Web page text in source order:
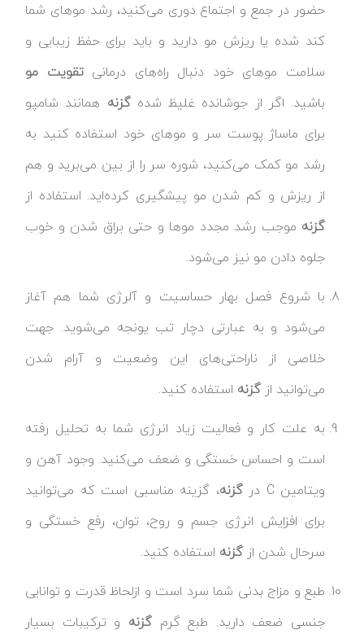
حضور در جمع و اجتماع دوری می‌کنید، رشد موهای شما
کند شده یا ریزش مو دارید و باید برای حفظ زیبایی و
سلامت موهای خود دنبال راه‌های درمانیتقویت مو
باشید. اگر از جوشانده غلیظ شدهگزنه همانند شامپو
برای ماساژ پوست سر و موهای خود استفاده کنید به
رشد مو کمک می‌کنید، شوره سر را از بین می‌برید و هم
از ریزش و کم شدن مو پیشگیری کرده‌اید. استفاده از
گزنه موجب رشد مجدد موها و حتی براق شدن و خوب
جلوه دادن مو نیز می‌شود.
با شروع فصل بهار حساسیت و آلرژی شما هم آغاز
می‌شود و به عبارتی دچار تب یونجه می‌شوید. جهت
خلاصی از ناراحتی‌های این وضعیت و آرام شدن
می‌توانید از گزنه استفاده کنید.
به علت کار و فعالیت زیاد انرژی شما به تحلیل رفته
است و احساس خستگی و ضعف می‌کنید. وجود آهن و
ویتامین C در
گزنه، گزینه مناسبی است که می‌توانید
برای افزایش انرژی جسم و روح، توان، رفع خستگی و
سرحال شدن از گزنه استفاده کنید.
طبع و مزاج بدنی شما سرد است و ازلحاظ قدرت و توانایی
جنسی ضعف دارید. طبع گرمگزنه و ترکیبات بسیار